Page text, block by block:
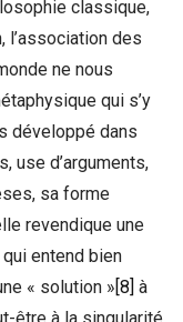
classique,
l’association des
ne nous
qui s’y
développé dans
use d’arguments,
sa forme
revendique une
entend bien
« solution » [8] à